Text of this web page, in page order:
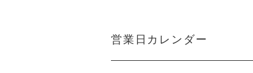
営業日カレンダー